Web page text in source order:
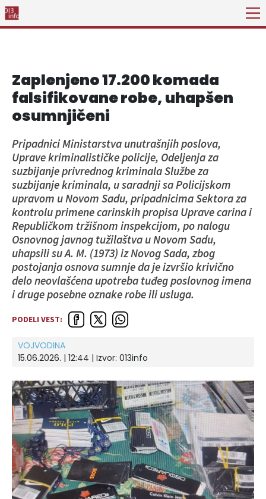
Zaplenjeno 17.200 komada
falsifikovane robe, uhapšen
osumnjičeni
Pripadnici Ministarstva unutrašnjih poslova,
Uprave kriminalističke policije, Odeljenja za
suzbijanje privrednog kriminala Službe za
suzbijanje kriminala, u saradnji sa Policijskom
upravom u Novom Sadu, pripadnicima Sektora za
kontrolu primene carinskih propisa Uprave carina i
Republičkom tržišnom inspekcijom, po nalogu
Osnovnog javnog tužilaštva u Novom Sadu,
uhapsili su A. M. (1973) iz Novog Sada, zbog
postojanja osnova sumnje da je izvršio krivično
delo neovlašćena upotreba tuđeg poslovnog imena
i druge posebne oznake robe ili usluga.
PODELI VEST:
VOJVODINA
15.06.2026. | 12:44 | Izvor: 013info